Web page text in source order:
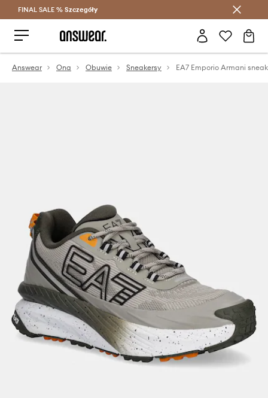
Oszczędzaj z Answear Club >
FINAL SALE % Szczegóły
Answear Ona Obuwie Sneakersy EA7 Emporio Armani